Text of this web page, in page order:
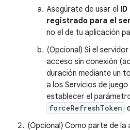
Asegúrate de usar el
registrado para el
no el de tu aplicación
(Opcional) Si el
acceso sin conexión
duración mediante un
a los Servicios de juego
establecer el
forceRefreshToken
(Opcional) Como parte de la